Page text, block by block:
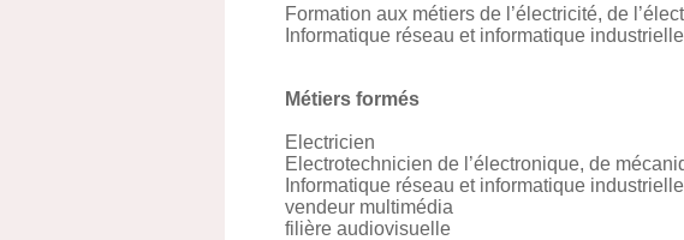
Formation aux métiers de l’électricité, de
Informatique réseau et informatique
Métiers formés
Electricien
Electrotechnicien de l’électronique, de
Informatique réseau et informatique industrielle
vendeur multimédia
filière audiovisuelle